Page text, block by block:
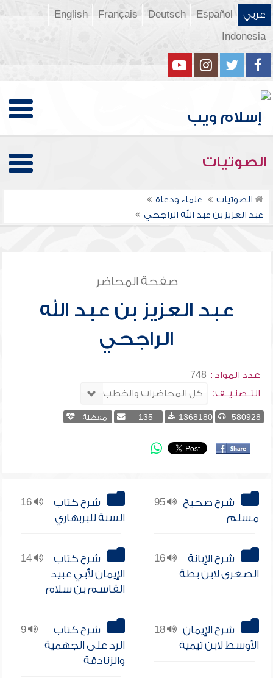
عربي Español
Deutsch
Français
English
Indonesia
الصوتيات
الصوتيات
علماء ودعاة
عبد العزيز بن عبد الله الراجحي
صفحة المحاضر
عبد العزيز بن عبد الله
الراجحي
عدد المواد : 748
التــصنـيــف:
580928
1368180
135 مفضلة
95
شرح صحيح
مسلم
16
شرح كتاب
السنة للبربهاري
16
شرح الإبانة
الصغرى لابن بطة
14
شرح كتاب
الإيمان لأبي عبيد
القاسم بن سلام
18
شرح الإيمان
الأوسط لابن تيمية
9
شرح كتاب
الرد على الجهمية
والزنادقة